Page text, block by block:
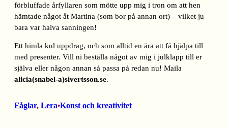
förbluffade årfyllaren som mötte upp mig i tron om att hen
hämtade något åt Martina (som bor på annan ort) – vilket ju
bara var halva sanningen!
Ett himla kul uppdrag, och som alltid en ära att få hjälpa till
med presenter. Vill ni beställa något av mig i julklapp till er
själva eller någon annan så passa på redan nu! Maila
alicia(snabel-a)sivertsson.se.
Fåglar, Lera•Konst och kreativitet